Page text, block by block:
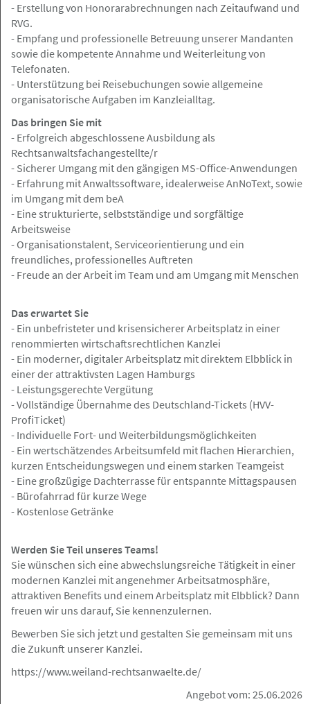
Volljurist / Jurist (m/w/d) für die
im Bereich Sachversicherung /
Regressbearbeitung
Rechtsanwälte Johannsen PartG mbB
Hamburg, Frankfurt a.M., Berlin, Nürnberg Angebot
07.08.2026
Rechtsanwalt (m/w/d) im Bereich
Verkehrsrecht
Rechtsanwälte Johannsen PartG mbB
Hamburg Angebot
07.08.2026
Rechtsanwaltsfachangestellte (m/w/d)
Rechtsanwälte Johannsen PartG mbB
Hamburger Innenstadt Angebot
06.08.2026
(m/w/d) in der Hamburger Innenstadt
gesucht
Anwaltskanzlei Alhorn
Hamburg Angebot
- Erstellung von Honorarabrechnungen nach Zeitaufwand und
RVG.
- Empfang und professionelle Betreuung unserer Mandanten
sowie die kompetente Annahme und Weiterleitung von
Telefonaten.
- Unterstützung bei Reisebuchungen sowie allgemeine
organisatorische Aufgaben im Kanzleialltag.
Das bringen Sie mit
- Erfolgreich abgeschlossene Ausbildung als
Rechtsanwaltsfachangestellte/r
- Sicherer Umgang mit den gängigen MS-Office-Anwendungen
- Erfahrung mit Anwaltssoftware, idealerweise AnNoText, sowie
im Umgang mit dem beA
- Eine strukturierte, selbstständige und sorgfältige
Arbeitsweise
- Organisationstalent, Serviceorientierung und ein
freundliches, professionelles Auftreten
- Freude an der Arbeit im Team und am Umgang mit Menschen
Das erwartet Sie
- Ein unbefristeter und krisensicherer Arbeitsplatz in einer
renommierten wirtschaftsrechtlichen Kanzlei
- Ein moderner, digitaler Arbeitsplatz mit direktem Elbblick in
einer der attraktivsten Lagen Hamburgs
- Leistungsgerechte Vergütung
- Vollständige Übernahme des Deutschland-Tickets (HVV-
ProfiTicket)
- Individuelle Fort- und Weiterbildungsmöglichkeiten
- Ein wertschätzendes Arbeitsumfeld mit flachen Hierarchien,
kurzen Entscheidungswegen und einem starken Teamgeist
- Eine großzügige Dachterrasse für entspannte Mittagspausen
- Bürofahrrad für kurze Wege
- Kostenlose Getränke
Werden Sie Teil unseres Teams!
Sie wünschen sich eine abwechslungsreiche Tätigkeit in einer
modernen Kanzlei mit angenehmer Arbeitsatmosphäre,
attraktiven Benefits und einem Arbeitsplatz mit Elbblick? Dann
freuen wir uns darauf, Sie kennenzulernen.
Bewerben Sie sich jetzt und gestalten Sie gemeinsam mit uns
die Zukunft unserer Kanzlei.
https://www.weiland-rechtsanwaelte.de/
Angebot vom: 25.06.2026